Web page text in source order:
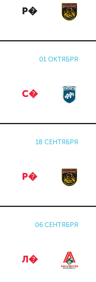
Р�
01 ОКТЯБРЯ
С�
18 СЕНТЯБРЯ
Р�
06 СЕНТЯБРЯ
Л�